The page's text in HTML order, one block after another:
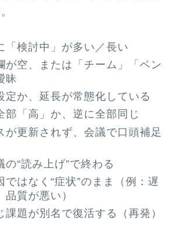
「検討中」が多い／長い
が空、または「チーム」「ベン
昧
定か、延長が常態化している
部「高」か、逆に全部同じ
が更新されず、会議で口頭補足
の“読み上げ”で終わる
ではなく“症状”のまま（例：遅
品質が悪い）
課題が別名で復活する（再発）